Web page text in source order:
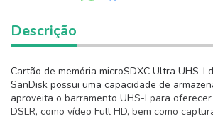
Descrição
Cartão de memória microSDXC Ultra UHS-I
SanDisk possui uma capacidade de
aproveita o barramento UHS-I para
DSLR, como vídeo Full HD, bem como